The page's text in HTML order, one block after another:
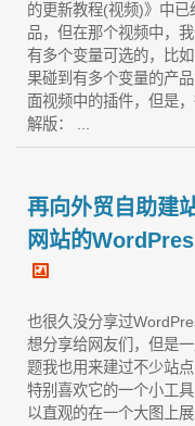
的更新教程(视频)》中
品，但在那个视频中，
有多个变量可选的，比
果碰到有多个变量的产
面视频中的插件，但是
解版： ...
再向外贸自助建
网站的
也很久没分享过
想分享给网友们，但是
题我也用来建过不少站
特别喜欢它的一个小工
以直观的在一个大图上